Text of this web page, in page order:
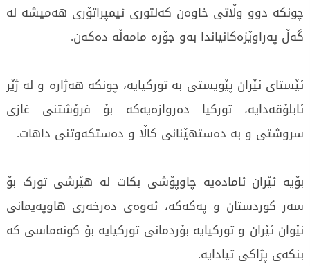
چونکە دوو وڵاتی خاوەن کەلتوری ئیمپراتۆری هەمیشە لە
گەڵ پەراوێزەکانیاندا بەو جۆرە مامەڵە دەکەن.
ئێستای ئێران پێویستی بە تورکیایە، چونکە هەژارە و لە ژێر
ئابلۆقەدایە، تورکیا دەروازەیەکە بۆ فرۆشتنی غازی
سروشتی و بە دەستهێنانی کاڵا و دەستکەوتنی داهات.
بۆیە ئێران ئامادەیە چاوپۆشی بکات لە هێرشی تورک بۆ
سەر کوردستان و پەکەکە، ئەوەی دەرخەری هاوپەیمانی
نێوان ئێران و تورکیایە بۆردمانی تورکیایە بۆ کونەماسی کە
بنکەی پژاکی تیادایە.